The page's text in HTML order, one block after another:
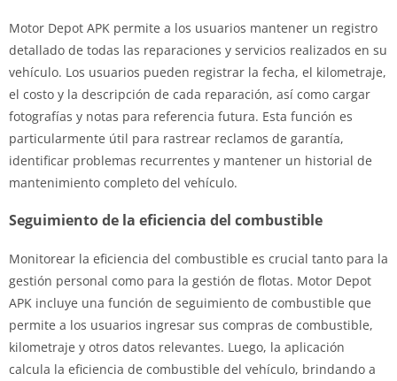
Motor Depot APK permite a los usuarios mantener un registro
detallado de todas las reparaciones y servicios realizados en su
vehículo. Los usuarios pueden registrar la fecha, el kilometraje,
el costo y la descripción de cada reparación, así como cargar
fotografías y notas para referencia futura. Esta función es
particularmente útil para rastrear reclamos de garantía,
identificar problemas recurrentes y mantener un historial de
mantenimiento completo del vehículo.
Seguimiento de la eficiencia del combustible
Monitorear la eficiencia del combustible es crucial tanto para la
gestión personal como para la gestión de flotas. Motor Depot
APK incluye una función de seguimiento de combustible que
permite a los usuarios ingresar sus compras de combustible,
kilometraje y otros datos relevantes. Luego, la aplicación
calcula la eficiencia de combustible del vehículo, brindando a